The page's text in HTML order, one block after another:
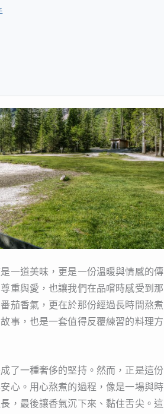
一道美味，更是一份溫暖與情感的傳
重與愛，也讓我們在品嚐時感受到那
茄香氣，更在於那份經過長時間熬煮
事，也是一套值得反覆練習的料理方
了一種奢侈的堅持。然而，正是這份
心。用心熬煮的過程，像是一場與時
，最後讓香氣沉下來、黏住舌尖。這